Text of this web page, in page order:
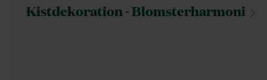
Kistdekoration -Blomsterharmoni